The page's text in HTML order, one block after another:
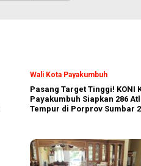
Wali Kota Payakumbuh
Pasang Target Tinggi! KONI
Payakumbuh Siapkan 286
Tempur di Porprov Sumbar